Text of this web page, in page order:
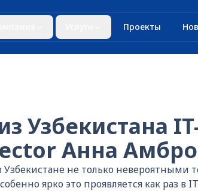
Проекты
Узбекистана
Анна
не только невероятными
ярко это проявляется как раз